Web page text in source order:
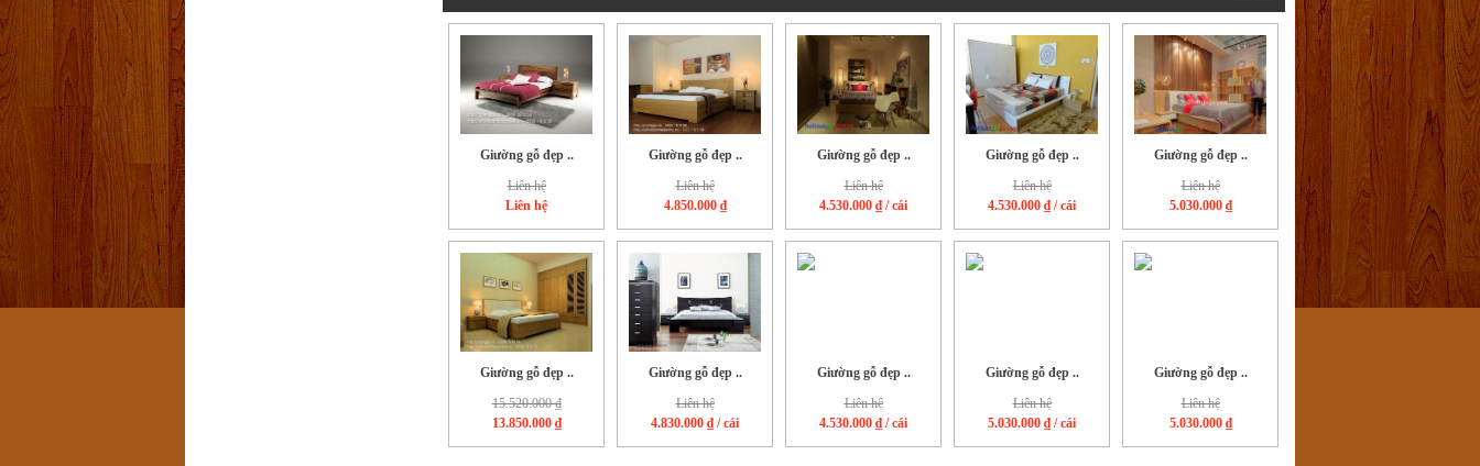
Giường gỗ đẹp ..
Liên hệ
Liên hệ
Giường gỗ đẹp ..
15.520.000 ₫
13.850.000 ₫
Giường gỗ đẹp ..
Liên hệ
4.850.000 ₫
Giường gỗ đẹp ..
Liên hệ
4.830.000 ₫ / cái
Giường gỗ đẹp ..
Liên hệ
4.530.000 ₫ / cái
Giường gỗ đẹp ..
Liên hệ
4.530.000 ₫ / cái
Giường gỗ đẹp ..
Liên hệ
4.530.000 ₫ / cái
Giường gỗ đẹp ..
Liên hệ
5.030.000 ₫ / cái
Giường gỗ đẹp ..
Liên hệ
5.030.000 ₫
Giường gỗ đẹp ..
Liên hệ
5.030.000 ₫